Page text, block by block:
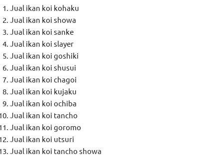
Jual ikan koi kohaku
Jual ikan koi showa
Jual ikan koi sanke
Jual ikan koi slayer
Jual ikan koi goshiki
Jual ikan koi shusui
Jual ikan koi chagoi
Jual ikan koi kujaku
Jual ikan koi ochiba
Jual ikan koi tancho
Jual ikan koi goromo
Jual ikan koi utsuri
Jual ikan koi tancho showa